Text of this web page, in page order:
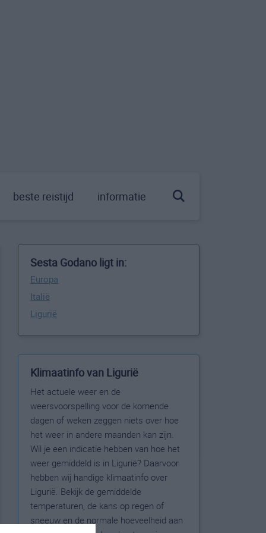
beste reistijd informatie
Sesta Godano ligt in:
Europa
Italië
Ligurië
Klimaatinfo van Ligurië
Het actuele weer en de
weersvoorspelling voor de komende
dagen of weken zeggen niets over hoe
het weer in andere maanden kan zijn.
Wil je een indicatie hebben van hoe het
weer gemiddeld is in Ligurië? Daarvoor
hebben wij handige klimaatinfo over
Ligurië. Bekijk de gemiddelde
temperaturen, de kans op regen of
sneeuw en de normale hoeveelheid aan